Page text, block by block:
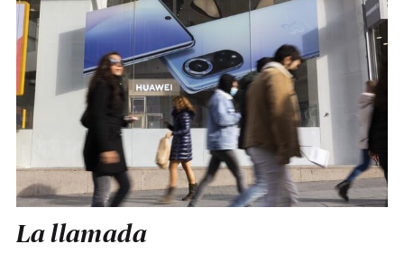
La llamada